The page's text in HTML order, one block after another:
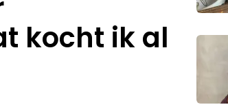
kocht ik al